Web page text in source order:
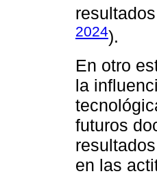
2024).
En otro
la
futuros
en las